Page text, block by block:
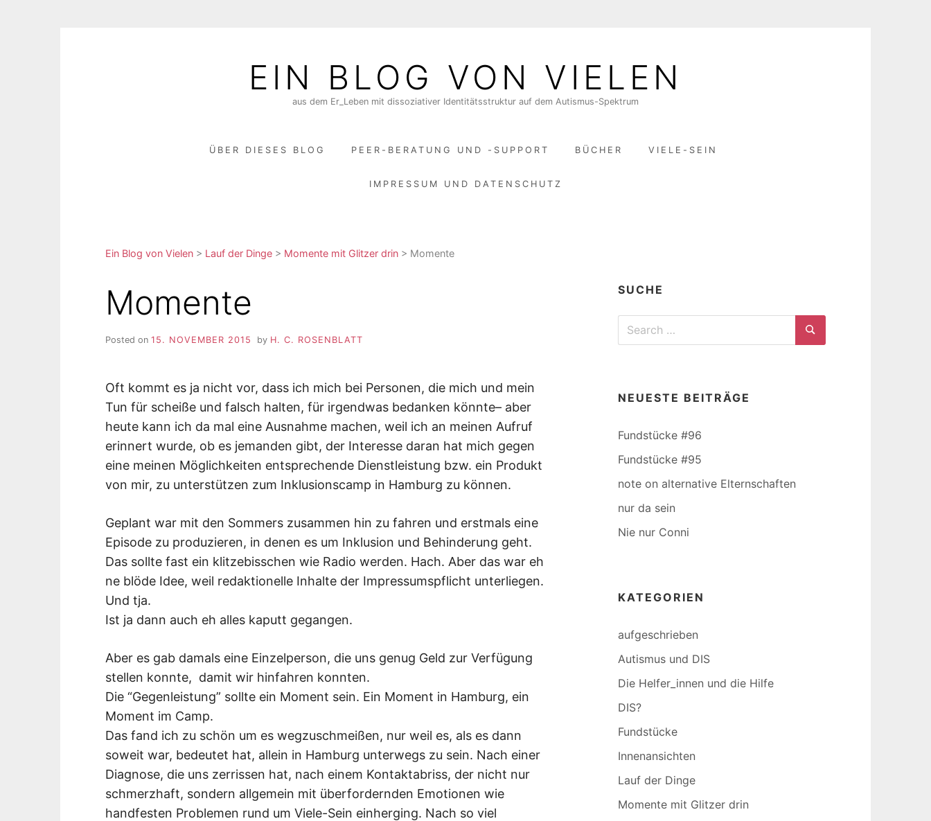
EIN BLOG VON VIELEN
aus dem Er_Leben mit dissoziativer Identitätsstruktur auf dem Autismus-Spektrum
ÜBER DIESES BLOG PEER-BERATUNG UND -SUPPORT BÜCHER VIELE-SEIN
IMPRESSUM UND DATENSCHUTZ
Ein Blog von Vielen > Lauf der Dinge > Momente mit Glitzer drin > Momente
Momente
Posted on 15. NOVEMBER 2015 by H. C. ROSENBLATT
Oft kommt es ja nicht vor, dass ich mich bei Personen, die mich und mein
Tun für scheiße und falsch halten, für irgendwas bedanken könnte– aber
heute kann ich da mal eine Ausnahme machen, weil ich an meinen Aufruf
erinnert wurde, ob es jemanden gibt, der Interesse daran hat mich gegen
eine meinen Möglichkeiten entsprechende Dienstleistung bzw. ein Produkt
von mir, zu unterstützen zum Inklusionscamp in Hamburg zu können.
Geplant war mit den Sommers zusammen hin zu fahren und erstmals eine
Episode zu produzieren, in denen es um Inklusion und Behinderung geht.
Das sollte fast ein klitzebisschen wie Radio werden. Hach. Aber das war eh
ne blöde Idee, weil redaktionelle Inhalte der Impressumspflicht unterliegen.
Und tja.
Ist ja dann auch eh alles kaputt gegangen.
Aber es gab damals eine Einzelperson, die uns genug Geld zur Verfügung
stellen konnte, damit wir hinfahren konnten.
Die “Gegenleistung” sollte ein Moment sein. Ein Moment in Hamburg, ein
Moment im Camp.
Das fand ich zu schön um es wegzuschmeißen, nur weil es, als es dann
soweit war, bedeutet hat, allein in Hamburg unterwegs zu sein. Nach einer
Diagnose, die uns zerrissen hat, nach einem Kontaktabriss, der nicht nur
schmerzhaft, sondern allgemein mit überfordernden Emotionen wie
handfesten Problemen rund um Viele-Sein einherging. Nach so viel
SUCHE
Search
Search
NEUESTE BEITRÄGE
Fundstücke #96
Fundstücke #95
note on alternative Elternschaften
nur da sein
Nie nur Conni
KATEGORIEN
aufgeschrieben
Autismus und DIS
Die Helfer_innen und die Hilfe
DIS?
Fundstücke
Innenansichten
Lauf der Dinge
Momente mit Glitzer drin